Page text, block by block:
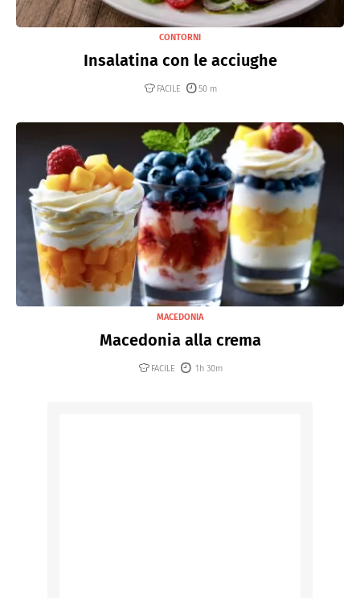
CONTORNI
Insalatina con le acciughe
FACILE 50 m
MACEDONIA
Macedonia alla crema
FACILE 1h 30m